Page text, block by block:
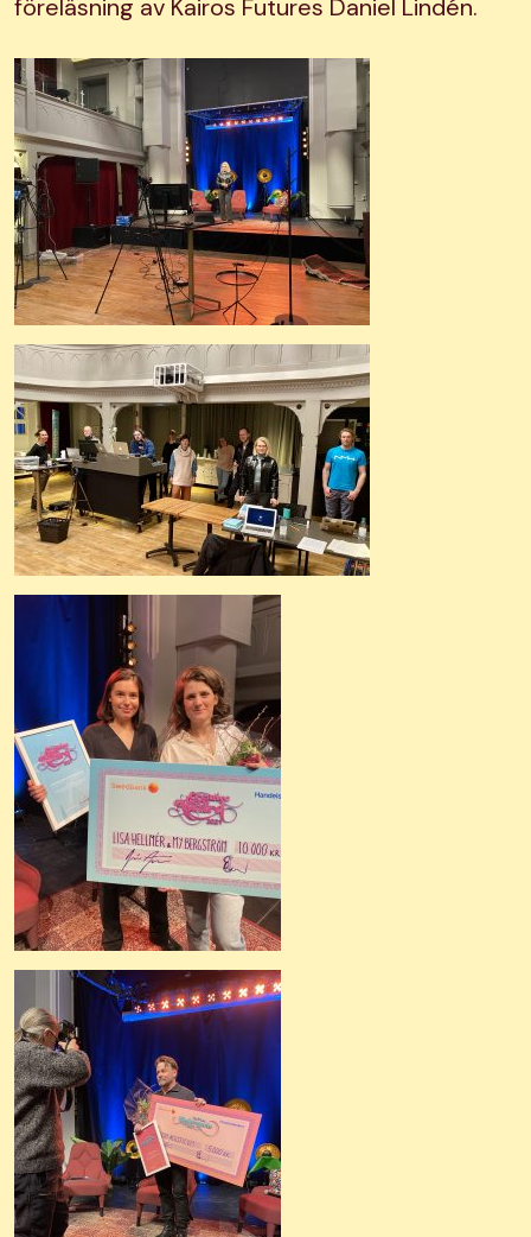
föreläsning av Kairos Futures Daniel Lindén.